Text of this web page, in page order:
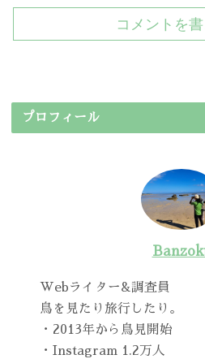
コメントを
プロフィール
Webライター&調査員
鳥を見たり旅行したり。
・2013年から鳥見開始
・Instagram 1.2万人